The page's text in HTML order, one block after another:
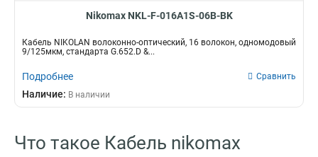
Nikomax NKL-F-016A1S-06B-BK
Кабель NIKOLAN волоконно-оптический, 16 волокон, одномодовый
9/125мкм, стандарта G.652.D &...
Подробнее Сравнить
Наличие: В наличии
Что такое Кабель nikomax